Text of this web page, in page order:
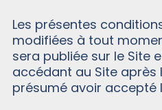
Les présentes
modifiées à tout
sera publiée sur le Site
accédant au Site après
présumé avoir accepté